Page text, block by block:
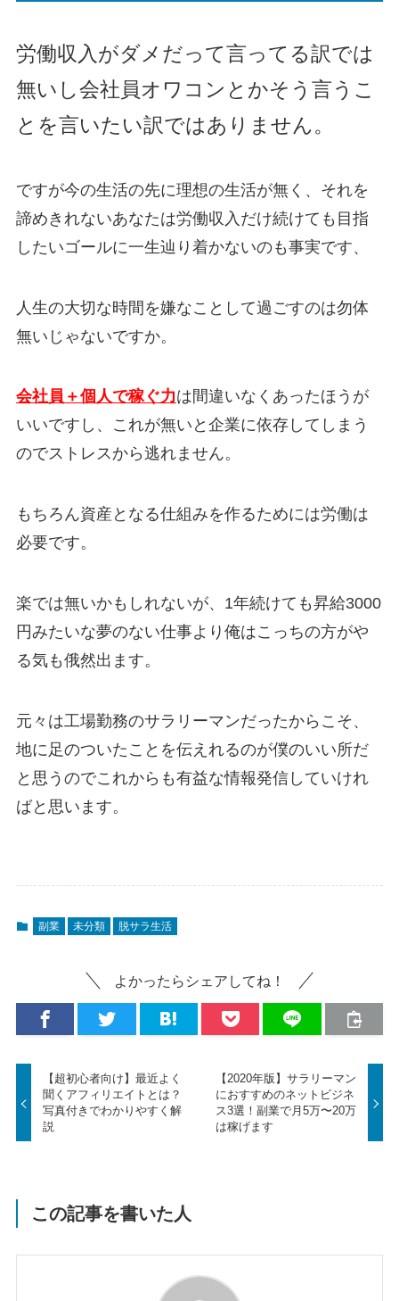
労働収入がダメだって言ってる訳では
無いし会社員オワコンとかそう言うこ
とを言いたい訳ではありません。
ですが今の生活の先に理想の生活が無く、それを
諦めきれないあなたは労働収入だけ続けても目指
したいゴールに一生辿り着かないのも事実です、
人生の大切な時間を嫌なことして過ごすのは勿体
無いじゃないですか。
会社員＋個人で稼ぐ力は間違いなくあったほうが
いいですし、これが無いと企業に依存してしまう
のでストレスから逃れません。
もちろん資産となる仕組みを作るためには労働は
必要です。
楽では無いかもしれないが、1年続けても昇給3000
円みたいな夢のない仕事より俺はこっちの方がや
る気も俄然出ます。
元々は工場勤務のサラリーマンだったからこそ、
地に足のついたことを伝えれるのが僕のいい所だ
と思うのでこれからも有益な情報発信していけれ
ばと思います。
副業 未分類 脱サラ生活
よかったらシェアしてね！
【超初心者向け】最近よく
聞くアフィリエイトとは？
写真付きでわかりやすく解
説
【2020年版】サラリーマン
におすすめのネットビジネ
ス3選！副業で月5万〜20万
は稼げます
この記事を書いた人